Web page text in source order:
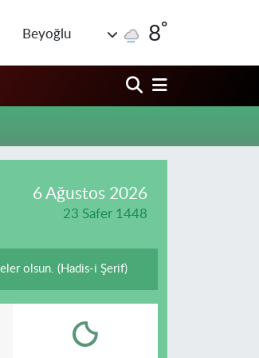
Beyoğlu 8°
6 Ağustos 2026
23 Safer 1448
olsun. (Hadis-i Şerif)